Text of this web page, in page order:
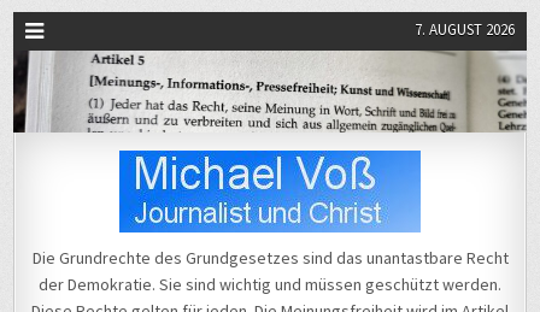
7. AUGUST 2026
Michael Voß
Die Grundrechte des Grundgesetzes sind das unantastbare Recht
der Demokratie. Sie sind wichtig und müssen geschützt werden.